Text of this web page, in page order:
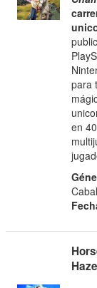
para
en